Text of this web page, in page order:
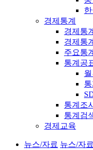
경제통계
경제통
경제통
주요통
통계공
통계조
통계검
경제교육
뉴스/자료 뉴스/자료